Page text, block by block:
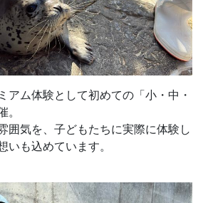
アム体験として初めての「小・中・
。
囲気を、子どもたちに実際に体験し
いも込めています。